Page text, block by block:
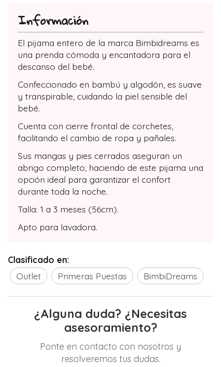
Información
El pijama entero de la marca Bimbidreams es
una prenda cómoda y encantadora para el
descanso del bebé.
Confeccionado en bambú y algodón, es suave
y transpirable, cuidando la piel sensible del
bebé.
Cuenta con cierre frontal de corchetes,
facilitando el cambio de ropa y pañales.
Sus mangas y pies cerrados aseguran un
abrigo completo, haciendo de este pijama una
opción ideal para garantizar el confort
durante toda la noche.
Talla: 1 a 3 meses (56cm).
Apto para lavadora.
Clasificado en:
Outlet
Primeras Puestas BimbiDreams
¿Alguna duda? ¿Necesitas
asesoramiento?
Ponte en contacto con nosotros y
resolveremos tus dudas.